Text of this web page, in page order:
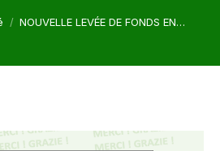
NOUVELLE LEVÉE DE FONDS EN…